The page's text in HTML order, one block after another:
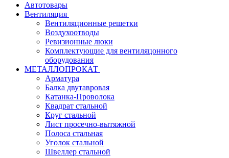
Автотовары
Вентиляция
Вентиляционные решетки
Воздухоотводы
Ревизионные люки
Комплектующие для вентиляцонного
оборудования
МЕТАЛЛОПРОКАТ
Арматура
Балка двутавровая
Катанка-Проволока
Квадрат стальной
Круг стальной
Лист просечно-вытяжной
Полоса стальная
Уголок стальной
Швеллер стальной